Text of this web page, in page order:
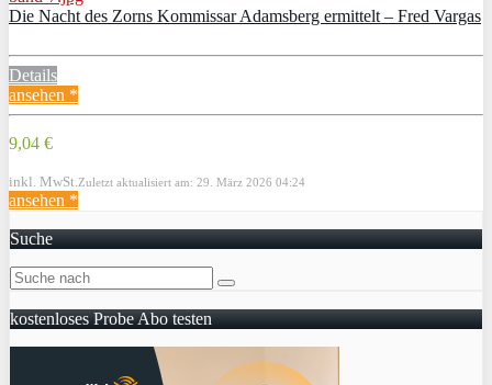
Die Nacht des Zorns Kommissar Adamsberg ermittelt – Fred Vargas
Details
ansehen *
9,04 €
inkl. MwSt. Zuletzt aktualisiert am: 29. März 2026 04:24
ansehen *
Suche
kostenloses Probe Abo testen